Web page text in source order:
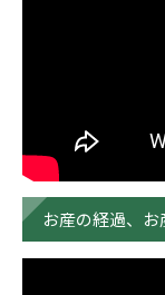
お産の経過、お